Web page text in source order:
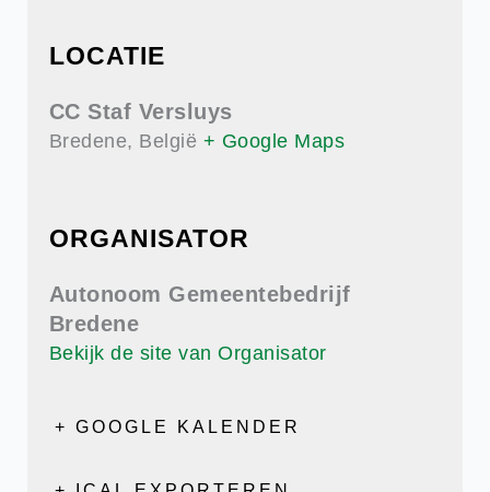
LOCATIE
CC Staf Versluys
Bredene, België + Google Maps
ORGANISATOR
Autonoom Gemeentebedrijf
Bredene
Bekijk de site van Organisator
+ GOOGLE KALENDER